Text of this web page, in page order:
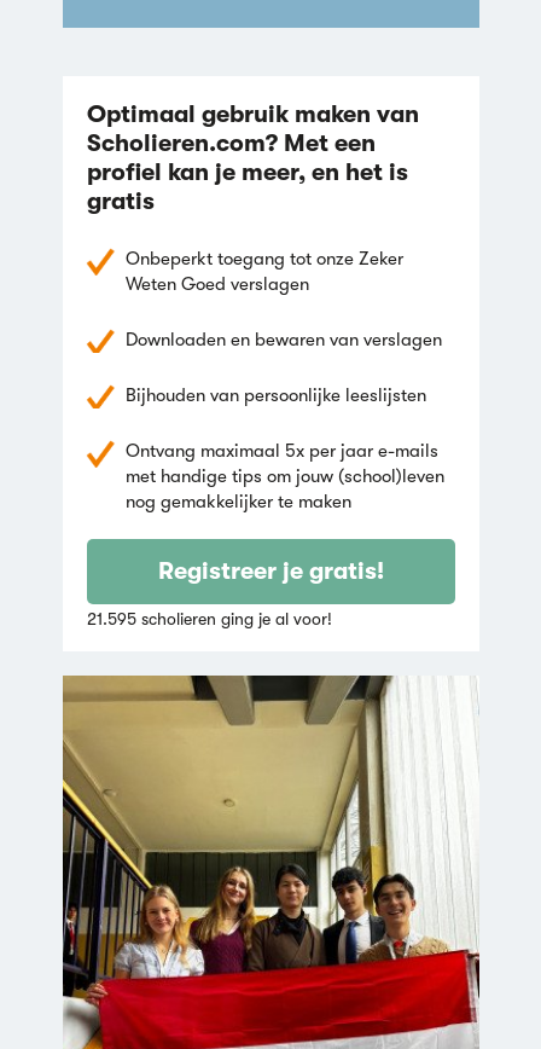
Optimaal gebruik maken van
Scholieren.com? Met een
profiel kan je meer, en het is
gratis
Onbeperkt toegang tot onze Zeker
Weten Goed verslagen
Downloaden en bewaren van verslagen
Bijhouden van persoonlijke leeslijsten
Ontvang maximaal 5x per jaar e-mails
met handige tips om jouw (school)leven
nog gemakkelijker te maken
Registreer je gratis!
21.595 scholieren ging je al voor!